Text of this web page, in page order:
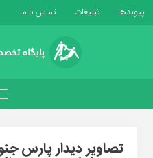
پیوندها تبلیغات تماس با ما
تصاویر دیدار پارس